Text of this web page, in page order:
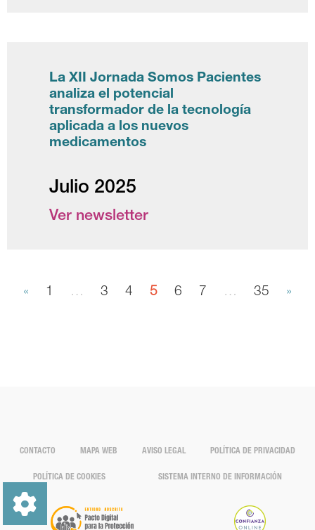
La XII Jornada Somos Pacientes
analiza el potencial
transformador de la tecnología
aplicada a los nuevos
medicamentos
Julio 2025
Ver newsletter
« 1 … 3 4 5 6 7 … 35 »
CONTACTO MAPA WEB AVISO LEGAL POLÍTICA DE PRIVACIDAD
POLÍTICA DE COOKIES SISTEMA INTERNO DE INFORMACIÓN